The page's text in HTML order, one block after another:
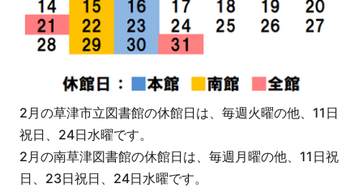
2月の草津市立図書館の休館日は、毎週火曜の他、11日
祝日、24日水曜です。
2月の南草津図書館の休館日は、毎週月曜の他、11日祝
日、23日祝日、24日水曜です。